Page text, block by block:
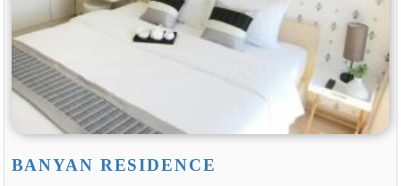
BANYAN RESIDENCE